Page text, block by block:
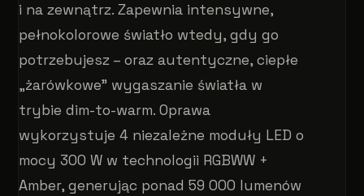
i na zewnątrz. Zapewnia intensywne,
pełnokolorowe światło wtedy, gdy go
potrzebujesz – oraz autentyczne, ciepłe
„żarówkowe” wygaszanie światła w
trybie dim-to-warm. Oprawa
wykorzystuje 4 niezależne moduły LED o
mocy 300 W w technologii RGBWW +
Amber, generując ponad 59 000 lumenów